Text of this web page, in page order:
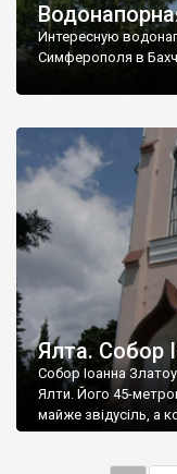
Интересную
Симферополя в
Ялта. Собор
Собор Іоанна
Ялти. Його 45-
майже звідусіль, а